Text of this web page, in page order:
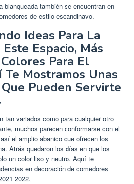
blanqueada también se encuentran en
de estilo escandinavo.
Ideas Para La
Espacio, Más
Para El
Te Mostramos Unas
Pueden Servirte
tan variados como para cualquier otro
muchos parecen conformarse con el
el amplio abanico que ofrecen los
Atrás quedaron los días en que los
un color liso y neutro. Aquí te
en decoración de comedores
2022.